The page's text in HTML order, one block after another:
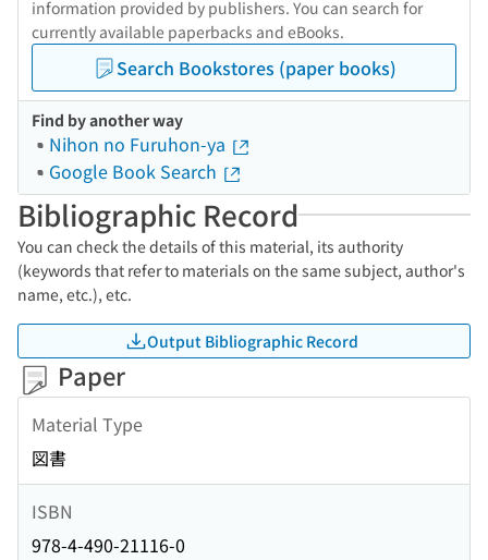
information provided by publishers. You can search for
currently available paperbacks and eBooks.
Search Bookstores (paper books)
Find by another way
Nihon no Furuhon-ya
Google Book Search
Bibliographic Record
You can check the details of this material, its authority
(keywords that refer to materials on the same subject, author's
name, etc.), etc.
Output Bibliographic Record
Paper
Material Type
図書
ISBN
978-4-490-21116-0